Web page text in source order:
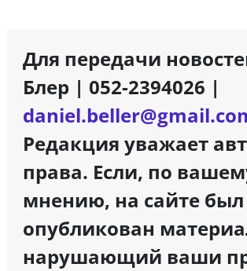
Для передачи
Блер | 052-2394026 |
Редакция уважает
права. Если, по
мнению, на сайте был
опубликован
нарушающий ваши